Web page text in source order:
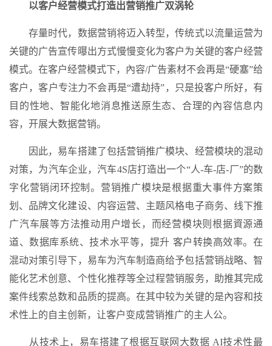
以客户经营模式打造出营销推广双涡轮
存量时代，数据营销将迈入转型，传统式以流量运营为
关键的广告宣传曝出方式慢慢变化为客户为关键的客户经营
模式。在客户经营模式下，內容/广告素材不会再是“硬塞”给
客户，客户专注力不会再是“遭劫持”，只是投客户所好，有
目的性地、智能化地消息推送原生态、合理的內容信息内
容，开展大数据营销。
因此，易车搭建了包括营销推广模块、经营模块的混动
对策，为汽车企业，汽车4S店打造出一个“人-车-店-厂”的数
字化营销闭环控制。营销推广模块是根据重大事件方案策
划、品牌文化建设、内容运营、主题风格电子商务、线下推
广汽车展等方法推动用户增长，而经营模块则根据資源通
道、数据库系统、技术水平等，提升 客户转换高效率。在
混动对策引导下，易车为汽车制造商给予包括营销战略、智
能化艺术创意、个性化推荐等全过程营销服务，助推其完成
案件线索总数和品质的提高。在其中较为关键的是內容和技
术性上的自主创新，让客户变成营销推广的主人公。
从技术上，易车搭建了根据互联网大数据 AI技术性最